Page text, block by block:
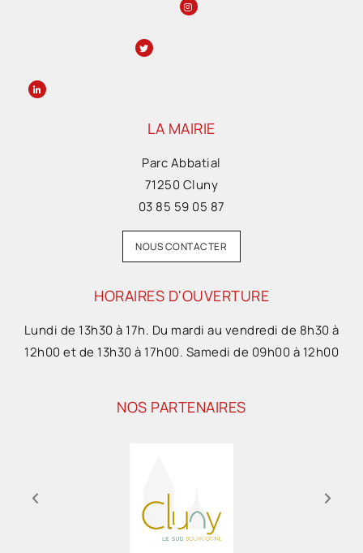
LA MAIRIE
Parc Abbatial
71250 Cluny
03 85 59 05 87
NOUS CONTACTER
HORAIRES D'OUVERTURE
Lundi de 13h30 à 17h. Du mardi au vendredi de 8h30 à
12h00 et de 13h30 à 17h00. Samedi de 09h00 à 12h00
NOS PARTENAIRES